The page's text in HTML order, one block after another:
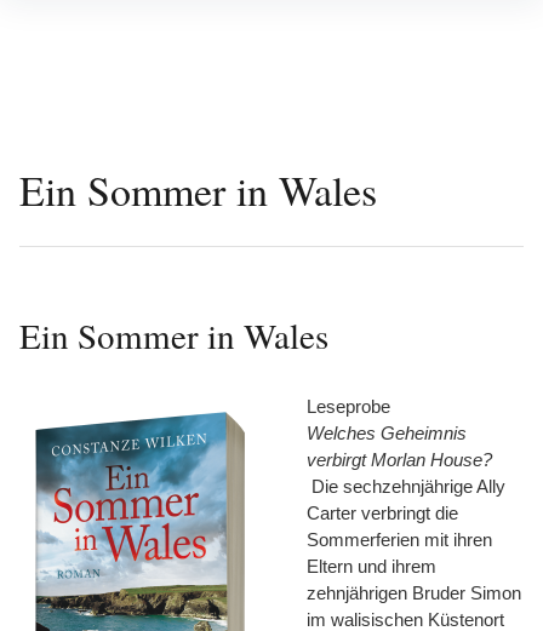
Ein Sommer in Wales
Ein Sommer in Wales
Leseprobe
Welches Geheimnis
verbirgt Morlan House?
Die sechzehnjährige Ally
Carter verbringt die
Sommerferien mit ihren
Eltern und ihrem
zehnjährigen Bruder Simon
im walisischen Küstenort